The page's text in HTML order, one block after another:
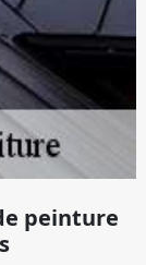
peinture